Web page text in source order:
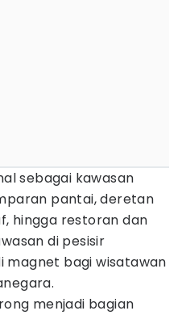
sebagai kawasan
pantai, deretan
hingga restoran dan
di pesisir
magnet bagi wisatawan
menjadi bagian